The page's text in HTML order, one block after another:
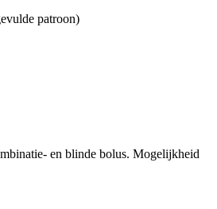
patroon)
en blinde bolus. Mogelijkheid